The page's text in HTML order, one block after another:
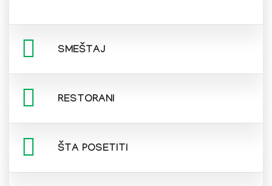
SMEŠTAJ
RESTORANI
ŠTA POSETITI